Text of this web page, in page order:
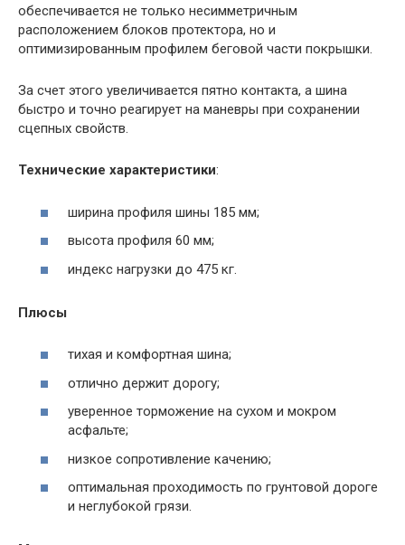
обеспечивается не только несимметричным
расположением блоков протектора, но и
оптимизированным профилем беговой части покрышки.
За счет этого увеличивается пятно контакта, а шина
быстро и точно реагирует на маневры при сохранении
сцепных свойств.
Технические характеристики:
ширина профиля шины 185 мм;
высота профиля 60 мм;
индекс нагрузки до 475 кг.
Плюсы
тихая и комфортная шина;
отлично держит дорогу;
уверенное торможение на сухом и мокром
асфальте;
низкое сопротивление качению;
оптимальная проходимость по грунтовой дороге
и неглубокой грязи.